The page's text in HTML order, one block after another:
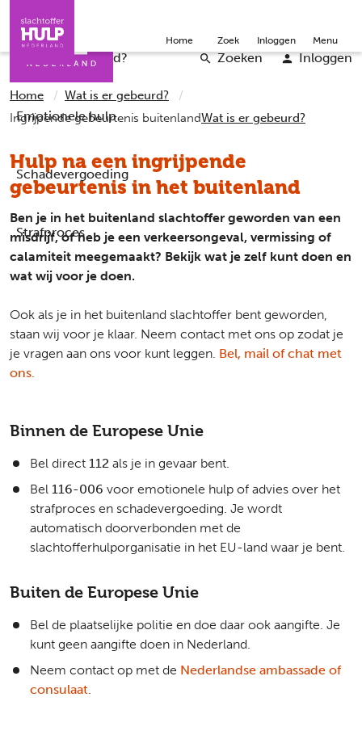
Iemand helpen Word vrijwilliger English
Wat is er gebeurd?
Emotionele hulp
Schadevergoeding
Strafproces
Zoeken Inloggen
Home Zoek Inloggen Menu
Home
Wat is er gebeurd?
Ingrijpende gebeurtenis buitenlandWat is er gebeurd?
Hulp na een ingrijpende
gebeurtenis in het buitenland
Ben je in het buitenland slachtoffer geworden van een
misdrijf, of heb je een verkeersongeval, vermissing of
calamiteit meegemaakt? Bekijk wat je zelf kunt doen en
wat wij voor je doen.
Ook als je in het buitenland slachtoffer bent geworden,
staan wij voor je klaar. Neem contact met ons op zodat je
je vragen aan ons voor kunt leggen. Bel, mail of chat met
ons.
Binnen de Europese Unie
Bel direct 112 als je in gevaar bent.
Bel 116-006 voor emotionele hulp of advies over het
strafproces en schadevergoeding. Je wordt
automatisch doorverbonden met de
slachtofferhulporganisatie in het EU-land waar je bent.
Buiten de Europese Unie
Bel de plaatselijke politie en doe daar ook aangifte. Je
kunt geen aangifte doen in Nederland.
Neem contact op met de Nederlandse ambassade of
consulaat.